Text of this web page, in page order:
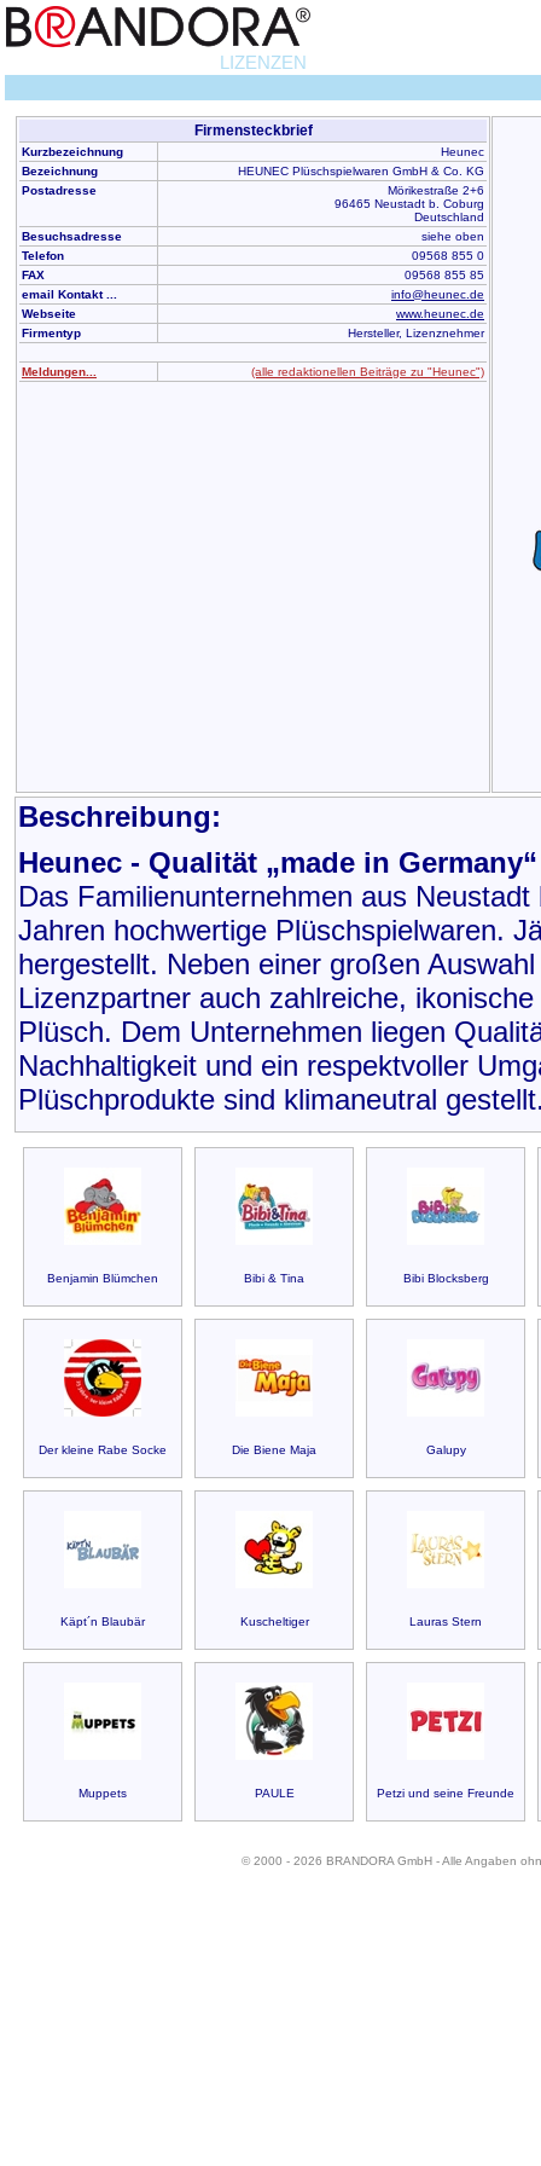
LIZENZEN
Firmensteckbrief
Kurzbezeichnung
Heunec
Bezeichnung
HEUNEC Plüschspielwaren GmbH & Co. KG
Postadresse
Mörikestraße 2+6
96465 Neustadt b. Coburg
Deutschland
Besuchsadresse
siehe oben
Telefon
09568 855 0
FAX
09568 855 85
email Kontakt ...
info@heunec.de
Webseite
www.heunec.de
Firmentyp
Hersteller, Lizenznehmer
Meldungen... (alle redaktionellen Beiträge zu "Heunec")
Beschreibung:
Heunec - Qualität „made in Germany“
Das Familienunternehmen aus
Jahren hochwertige Plüschspielwaren.
hergestellt. Neben einer großen
Lizenzpartner auch zahlreiche,
Plüsch. Dem Unternehmen liegen
Nachhaltigkeit und ein respektvoller
Plüschprodukte sind klimaneutral
Benjamin Blümchen Bibi & Tina Bibi Blocksberg
Der kleine Rabe Socke Die Biene Maja Galupy
Käpt´n Blaubär Kuscheltiger Lauras Stern
Muppets PAULE Petzi und seine Freunde
© 2000 - 2026 BRANDORA GmbH - Alle Angaben